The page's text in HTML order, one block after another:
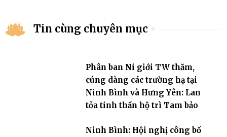
Tin cùng chuyên mục
Phân ban Ni giới TW thăm,
cúng dàng các trường hạ tại
Ninh Bình và Hưng Yên: Lan
tỏa tinh thần hộ trì Tam bảo
Ninh Bình: Hội nghị công bố